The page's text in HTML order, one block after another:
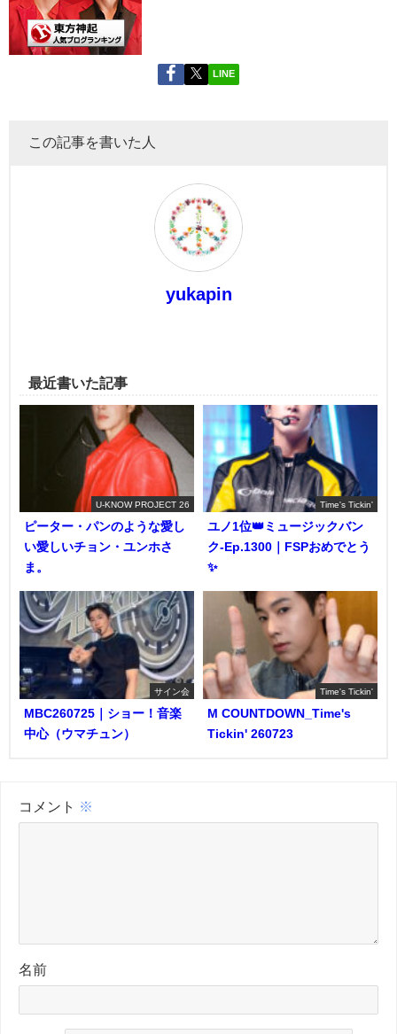
LINE
この記事を書いた人
yukapin
最近書いた記事
U-KNOW PROJECT 26
ピーター・パンのような愛し
い愛しいチョン・ユンホさ
ま。
Time's Tickin'
ユノ1位👑ミュージックバン
ク-Ep.1300｜FSPおめでとう
✨️
サイン会
MBC260725｜ショー！音楽
中心（ウマチュン）
Time's Tickin'
M COUNTDOWN_Time's
Tickin' 260723
コメント ※
名前